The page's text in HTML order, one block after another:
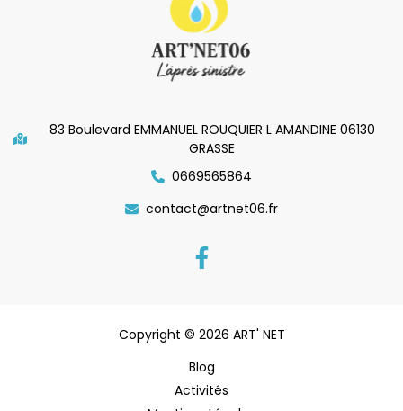
83 Boulevard EMMANUEL ROUQUIER L AMANDINE 06130
GRASSE
0669565864
contact@artnet06.fr
Copyright © 2026 ART' NET
Blog
Activités